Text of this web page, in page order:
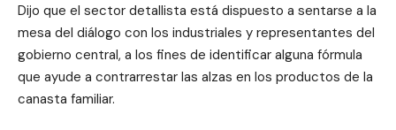
Dijo que el sector detallista está dispuesto a sentarse a la
mesa del diálogo con los industriales y representantes del
gobierno central, a los fines de identificar alguna fórmula
que ayude a contrarrestar las alzas en los productos de la
canasta familiar.